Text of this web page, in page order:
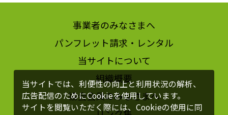
事業者のみなさまへ
パンフレット請求・レンタル
当サイトについて
組織概要
協会会員のみなさまへ
当サイトでは、利便性の向上と利用状況の解析、
広告配信のためにCookieを使用しています。
サイトを閲覧いただく際には、Cookieの使用に同